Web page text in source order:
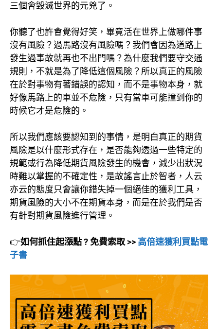
三個會毀滅世界的元兇了。
你聽了也許會覺得好笑，畢竟活在世界上做哪件事
沒有風險？過馬路沒有風險嗎？我們會因為道路上
發生過事故就再也不出門嗎？為什麼我們要守交通
規則，不就是為了降低這個風險？所以真正的風險
在於對事物有著錯誤的認知，而不是事物本身，就
好像馬路上的車並不危險，只有當車可能撞到你的
時候它才是危險的。
所以我們應該要認知到的事情，是明白真正的期貨
風險是以什麼形式存在，是否能夠透過一些特定的
規範或行為降低期貨風險發生的機會，減少出狀況
時難以掌握的不確定性，是故謠言止於智者，人云
亦云的態度只會讓你錯失掉一個絕佳的獲利工具，
期貨風險的大小不在期貨本身，而是在於我們是否
有針對期貨風險進行管理。
👉如何抓住起漲點 ? 免費索取 >> 高倍速獲利買點電
子書